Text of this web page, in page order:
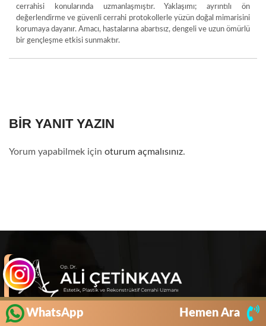
cerrahisi konularında uzmanlaşmıştır. Yaklaşımı; ayrıntılı ön
değerlendirme ve güvenli cerrahi protokollerle yüzün doğal mimarisini
korumaya dayanır. Amacı, hastalarına abartısız, dengeli ve uzun ömürlü
bir gençleşme etkisi sunmaktır.
BIR YANIT YAZIN
Yorum yapabilmek için oturum açmalısınız.
WhatsApp Hemen Ara